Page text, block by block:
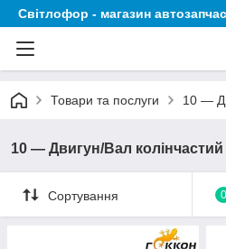
Світлофор - магазин
Товари та послуги 10 —
10 — Двигун/Вал колінчастий
Сортування 0